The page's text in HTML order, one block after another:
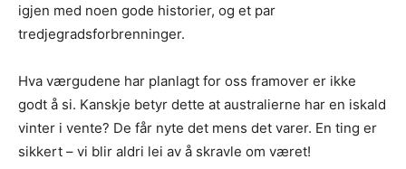
igjen med noen gode historier, og et par
tredjegradsforbrenninger.
Hva værgudene har planlagt for oss framover er ikke
godt å si. Kanskje betyr dette at australierne har en iskald
vinter i vente? De får nyte det mens det varer. En ting er
sikkert – vi blir aldri lei av å skravle om været!